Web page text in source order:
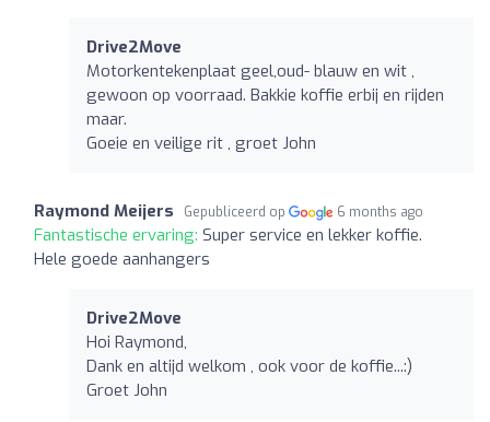
Drive2Move
Motorkentekenplaat geel,oud- blauw en wit ,
gewoon op voorraad. Bakkie koffie erbij en rijden
maar.
Goeie en veilige rit , groet John
Raymond Meijers Gepubliceerd op 6 months ago
Fantastische ervaring: Super service en lekker koffie.
Hele goede aanhangers
Drive2Move
Hoi Raymond,
Dank en altijd welkom , ook voor de koffie...:)
Groet John